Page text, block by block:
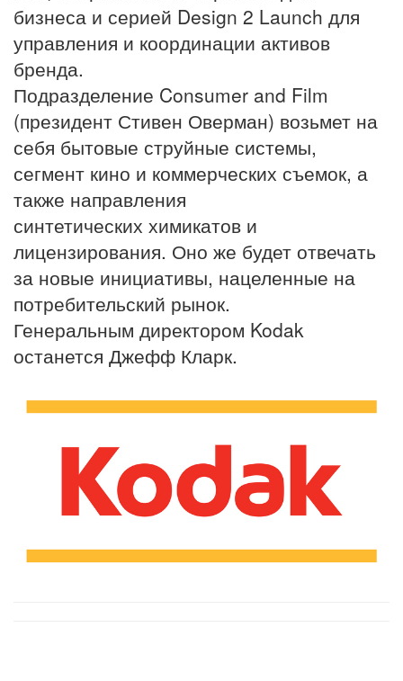
бизнеса и серией Design 2 Launch для
управления и координации активов
бренда.
Подразделение Consumer and Film
(президент Стивен Оверман) возьмет на
себя бытовые струйные системы,
сегмент кино и коммерческих съемок, а
также направления
синтетических химикатов и
лицензирования. Оно же будет отвечать
за новые инициативы, нацеленные на
потребительский рынок.
Генеральным директором Kodak
останется Джефф Кларк.